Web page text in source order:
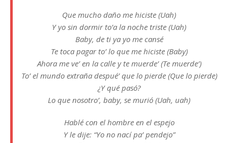
Que mucho daño me hiciste (Uah)
Y yo sin dormir to’a la noche triste (Uah)
Baby, de ti ya yo me cansé
Te toca pagar to’ lo que me hiciste (Baby)
Ahora me ve’ en la calle y te muerde’ (Te muerde’)
To’ el mundo extraña despué’ que lo pierde (Que lo pierde)
¿Y qué pasó?
Lo que nosotro’, baby, se murió (Uah, uah)
Hablé con el hombre en el espejo
Y le dije: “Yo no nací pa’ pendejo”